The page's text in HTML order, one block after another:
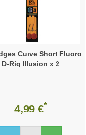
Curve Short Fluoro
D-Rig Illusion x 2
4,99 €*